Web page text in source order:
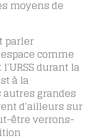
moyens de
parler
comme
durant la
à la
autres grandes
d’ailleurs sur
être verrons-